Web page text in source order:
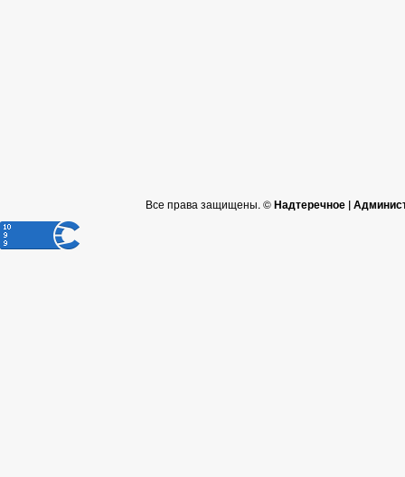
Все права защищены. ©Надтеречное |